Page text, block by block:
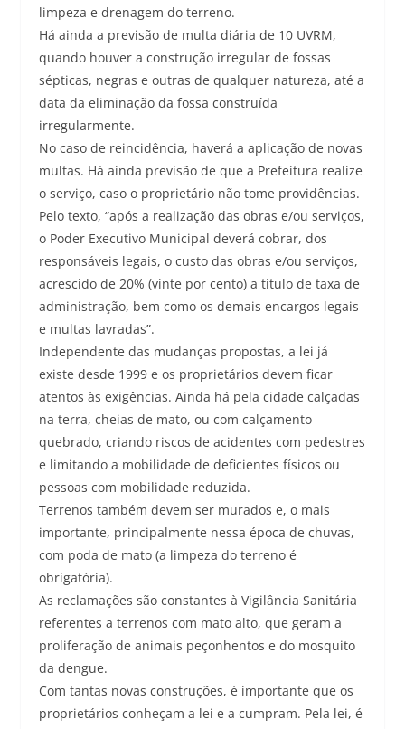
limpeza e drenagem do terreno.
Há ainda a previsão de multa diária de 10 UVRM,
quando houver a construção irregular de fossas
sépticas, negras e outras de qualquer natureza, até a
data da eliminação da fossa construída
irregularmente.
No caso de reincidência, haverá a aplicação de novas
multas. Há ainda previsão de que a Prefeitura realize
o serviço, caso o proprietário não tome providências.
Pelo texto, “após a realização das obras e/ou serviços,
o Poder Executivo Municipal deverá cobrar, dos
responsáveis legais, o custo das obras e/ou serviços,
acrescido de 20% (vinte por cento) a título de taxa de
administração, bem como os demais encargos legais
e multas lavradas”.
Independente das mudanças propostas, a lei já
existe desde 1999 e os proprietários devem ficar
atentos às exigências. Ainda há pela cidade calçadas
na terra, cheias de mato, ou com calçamento
quebrado, criando riscos de acidentes com pedestres
e limitando a mobilidade de deficientes físicos ou
pessoas com mobilidade reduzida.
Terrenos também devem ser murados e, o mais
importante, principalmente nessa época de chuvas,
com poda de mato (a limpeza do terreno é
obrigatória).
As reclamações são constantes à Vigilância Sanitária
referentes a terrenos com mato alto, que geram a
proliferação de animais peçonhentos e do mosquito
da dengue.
Com tantas novas construções, é importante que os
proprietários conheçam a lei e a cumpram. Pela lei, é